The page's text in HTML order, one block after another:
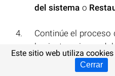
del sistema o
Continúe el proceso
las instrucciones del
en el botónSiguiente
trabajo siguiente de
Este sitio web utiliza
Cerrar